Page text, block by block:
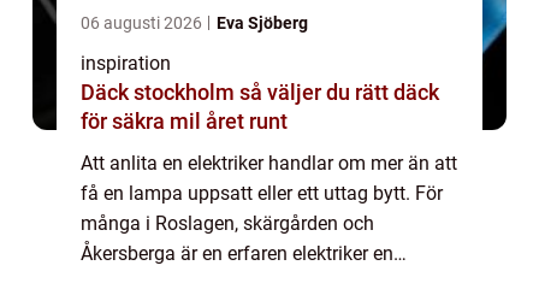
06 augusti 2026 Eva Sjöberg
inspiration
Däck stockholm så väljer du rätt däck
för säkra mil året runt
Att anlita en elektriker handlar om mer än att
få en lampa uppsatt eller ett uttag bytt. För
många i Roslagen, skärgården och
Åkersberga är en erfaren elektriker en